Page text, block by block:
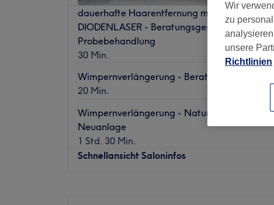
dauerhafte Haarentfernung mit SIRIUS
DIODENLASER - Beratungsgespräch inkl.
Probebehandlung
30 Min.
Wimpernverlängerung - Beratungsgespräch
20 Min.
Wimpernverlängerung - Natur Look 1:1
Neuanlage
1 Std. 30 Min.
Schnellansicht Saloninfos
Wir
zu
unsere
Richtlinien